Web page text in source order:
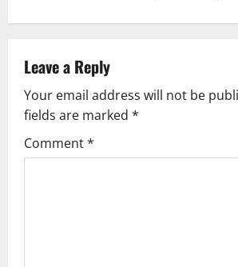
Leave a Reply
Your email address will not be
fields are marked *
Comment*